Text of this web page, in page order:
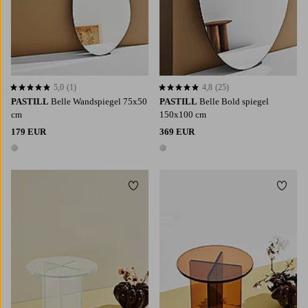
PASTILL Belle Wandspiegel 75x50
cm
179 EUR
1 Farbe
5,0 basierend auf 1 Bewertungen
5,0 (1)
PASTILL Belle Bold spiegel
150x100 cm
369 EUR
1 Farbe
4,8 basierend auf 25 Bewertungen
4,8 (25)
Zu Favoriten hinzufügen Zu